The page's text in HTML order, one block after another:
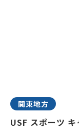
関東地方
USF スポーツ